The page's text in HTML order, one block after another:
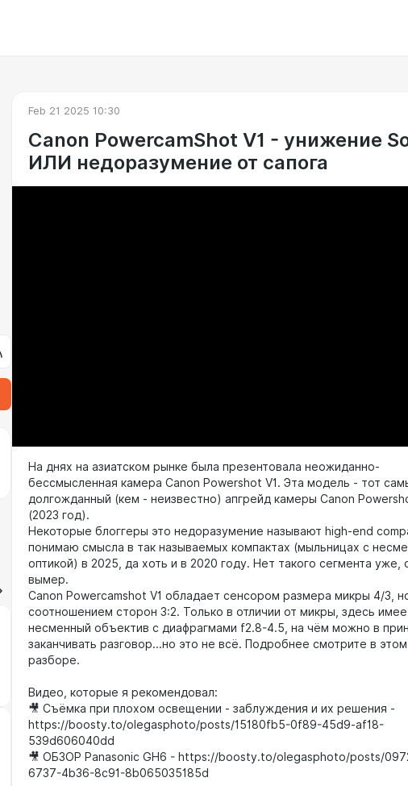
Feb 21 2025 10:30
Canon PowercamShot V1 - унижение
ИЛИ недоразумение от сапога
На днях на азиатском рынке была презентовала неожиданно-
бессмысленная камера Canon Powershot V1. Эта модель - тот
долгожданный (кем - неизвестно) апгрейд камеры Canon
(2023 год).
Некоторые блоггеры это недоразумение называют high-end
понимаю смысла в так называемых компактах (мыльницах с
оптикой) в 2025, да хоть и в 2020 году. Нет такого сегмента уже,
вымер.
Canon Powercamshot V1 обладает сенсором размера микры 4/3,
соотношением сторон 3:2. Только в отличии от микры, здесь
несменный объектив с диафрагмами f2.8-4.5, на чём можно в
заканчивать разговор...но это не всё. Подробнее смотрите в этом
разборе.
Видео, которые я рекомендовал:
🎥 Съёмка при плохом освещении - заблуждения и их решения -
https://boosty.to/olegasphoto/posts/15180fb5-0f89-45d9-af18-
539d606040dd
🎥 ОБЗОР Panasonic GH6 - https://boosty.to/olegasphoto/posts/
6737-4b36-8c91-8b065035185d